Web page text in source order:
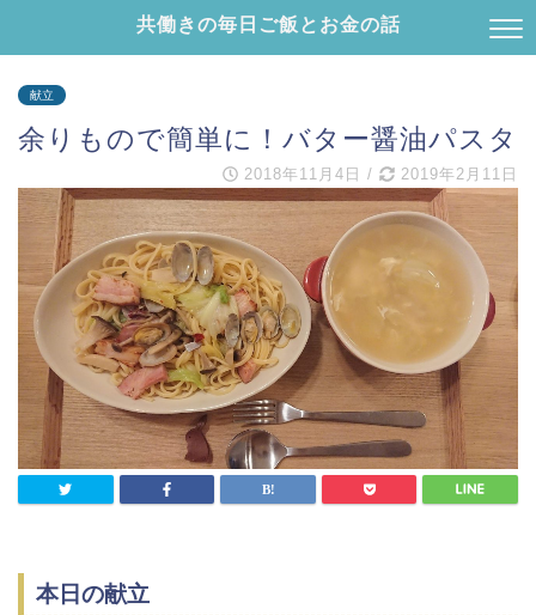
共働きの毎日ご飯とお金の話
献立
余りもので簡単に！バター醤油パスタ
2018年11月4日 / 2019年2月11日
本日の献立